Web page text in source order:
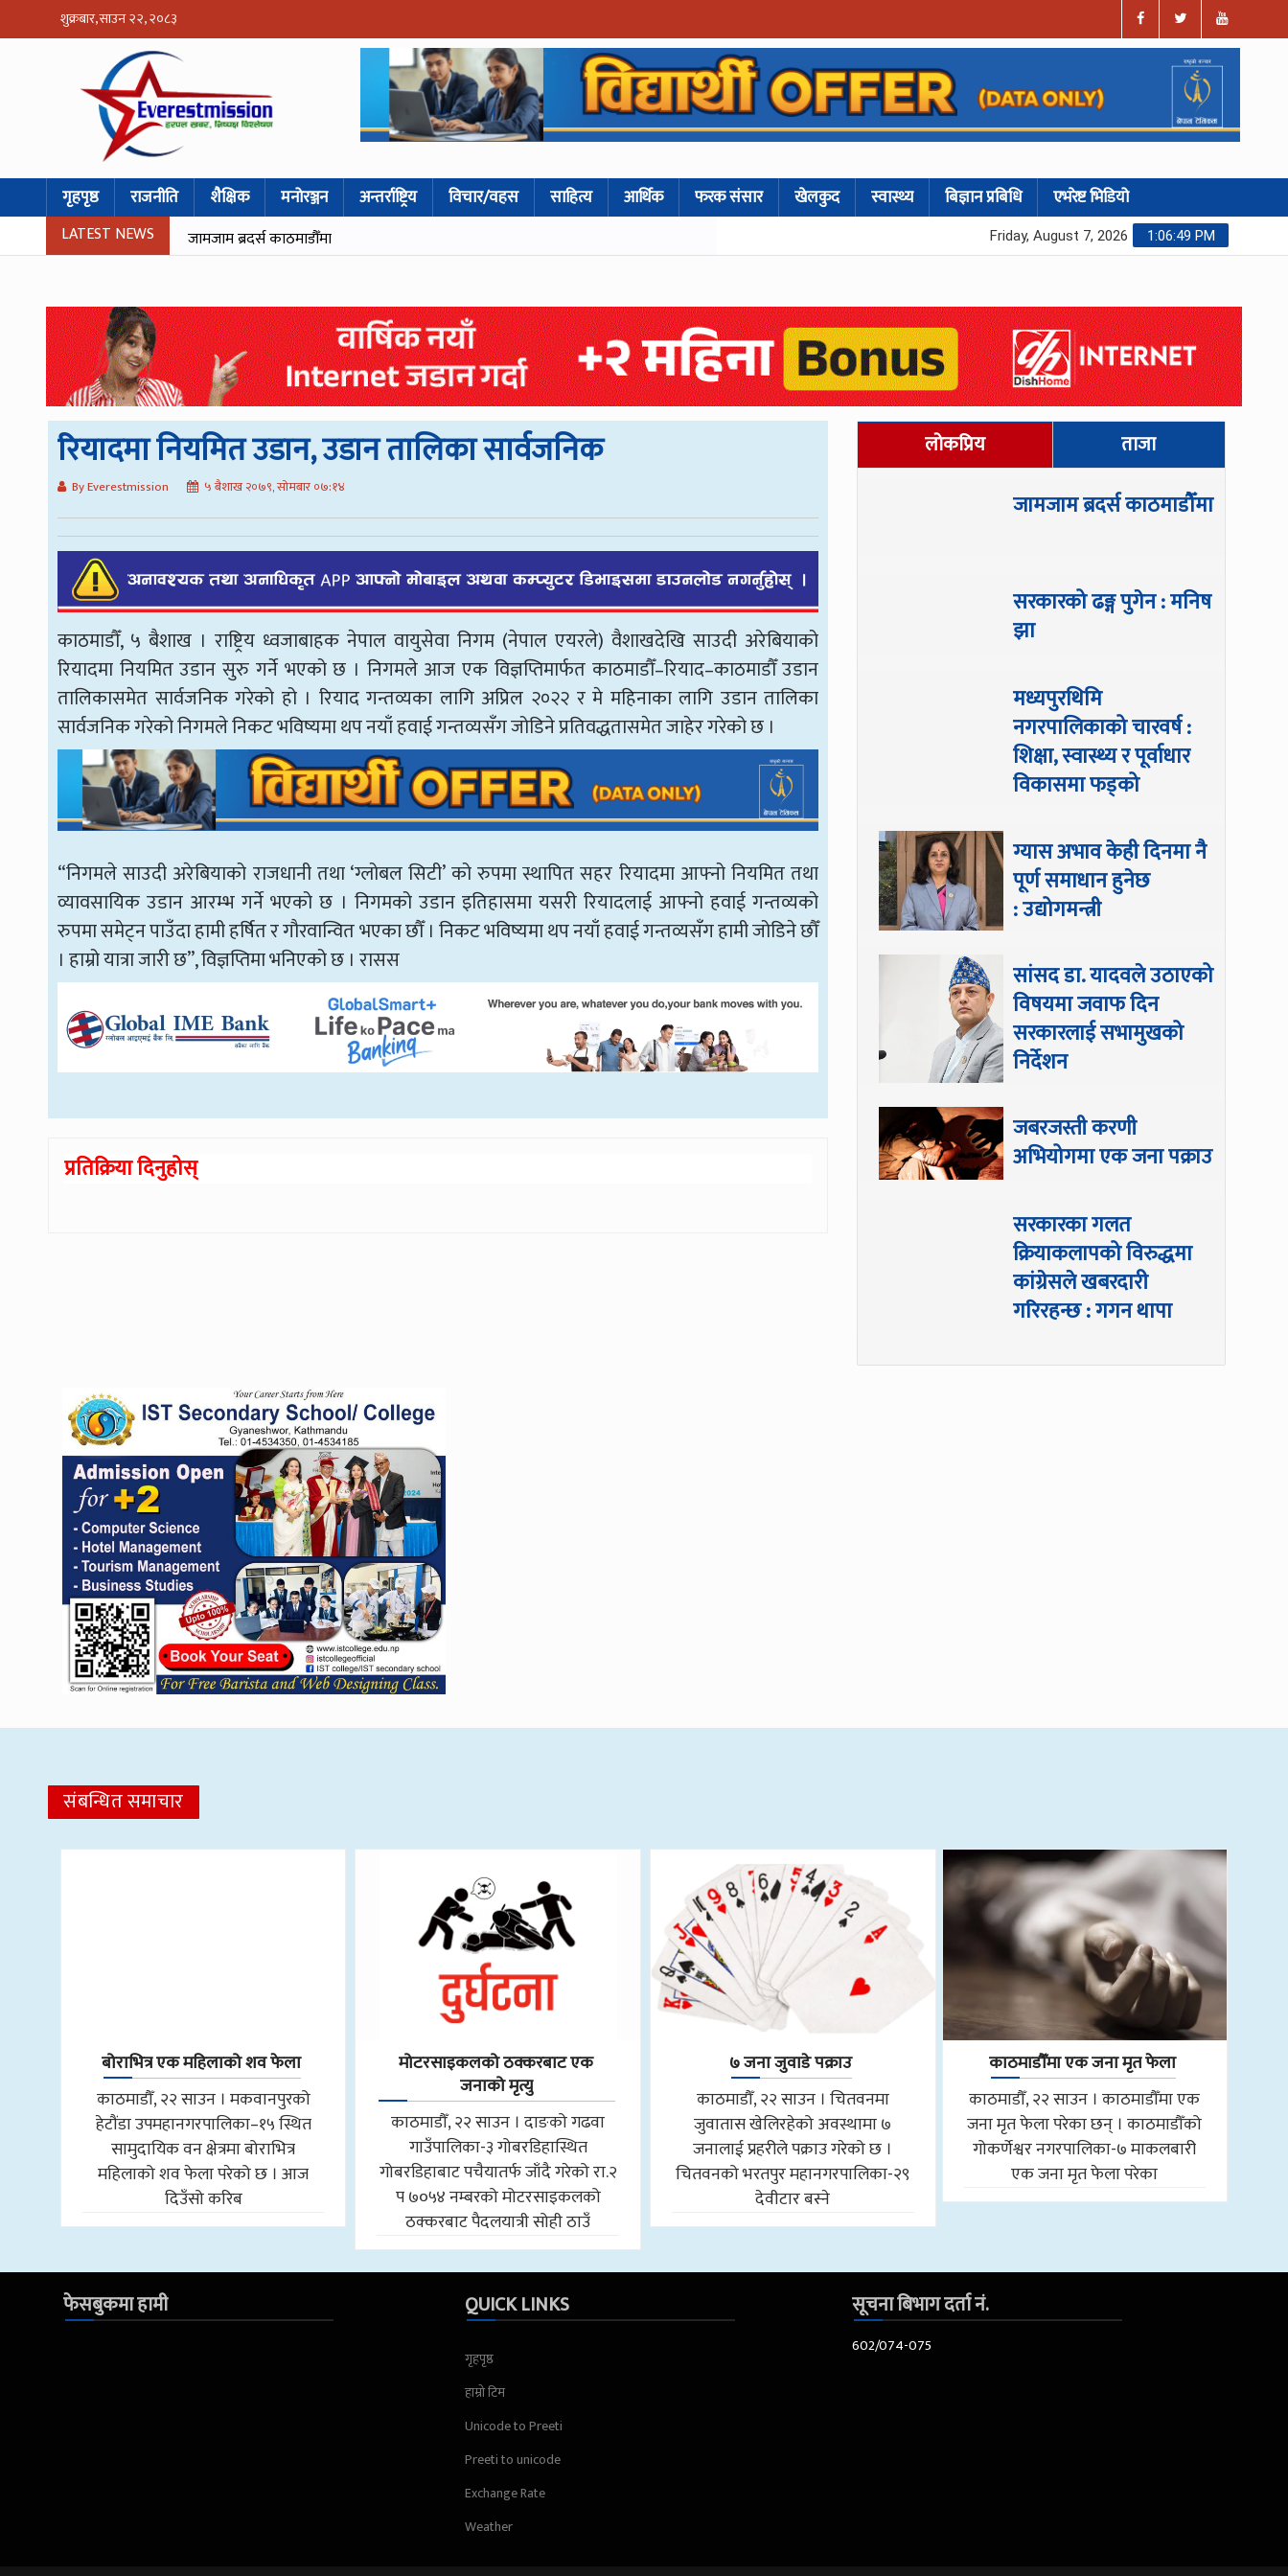
शुक्रबार, साउन २२, २०८३
गृहपृष्ठ राजनीति शैक्षिक मनोरञ्जन अन्तर्राष्ट्रिय विचार/वहस साहित्य आर्थिक फरक संसार खेलकुद स्वास्थ्य बिज्ञान प्रबिधि एभरेष्ट भिडियो
LATEST NEWS जामजाम ब्रदर्स काठमाडौँमा 1:06:50 PM
Friday, August 7, 2026
रियादमा नियमित उडान, उडान तालिका सार्वजनिक
By Everestmission ५ बैशाख २०७९, सोमबार ०७:१४
काठमाडौँ, ५ बैशाख । राष्ट्रिय ध्वजाबाहक नेपाल वायुसेवा निगम (नेपाल एयरले) वैशाखदेखि साउदी अरेबियाको
रियादमा नियमित उडान सुरु गर्ने भएको छ । निगमले आज एक विज्ञप्तिमार्फत काठमाडौँ–रियाद–काठमाडौँ उडान
तालिकासमेत सार्वजनिक गरेको हो । रियाद गन्तव्यका लागि अप्रिल २०२२ र मे महिनाका लागि उडान तालिका
सार्वजनिक गरेको निगमले निकट भविष्यमा थप नयाँ हवाई गन्तव्यसँग जोडिने प्रतिवद्धतासमेत जाहेर गरेको छ ।
“निगमले साउदी अरेबियाको राजधानी तथा ‘ग्लोबल सिटी’ को रुपमा स्थापित सहर रियादमा आफ्नो नियमित तथा
व्यावसायिक उडान आरम्भ गर्ने भएको छ । निगमको उडान इतिहासमा यसरी रियादलाई आफ्नो हवाई गन्तव्यको
रुपमा समेट्न पाउँदा हामी हर्षित र गौरवान्वित भएका छौँ । निकट भविष्यमा थप नयाँ हवाई गन्तव्यसँग हामी जोडिने छौँ
। हाम्रो यात्रा जारी छ”, विज्ञप्तिमा भनिएको छ । रासस
प्रतिक्रिया दिनुहोस्
लोकप्रिय ताजा
जामजाम ब्रदर्स काठमाडौँमा
सरकारको ढङ्ग पुगेन : मनिष
झा
मध्यपुरथिमि
नगरपालिकाको चारवर्ष :
शिक्षा, स्वास्थ्य र पूर्वाधार
विकासमा फड्को
ग्यास अभाव केही दिनमा नै
पूर्ण समाधान हुनेछ
: उद्योगमन्त्री
सांसद डा‍‍. यादवले उठाएको
विषयमा जवाफ दिन
सरकारलाई सभामुखको
निर्देशन
जबरजस्ती करणी
अभियोगमा एक जना पक्राउ
सरकारका गलत
क्रियाकलापको विरुद्धमा
कांग्रेसले खबरदारी
गरिरहन्छ : गगन थापा
संबन्धित समाचार
बोराभित्र एक महिलाको शव फेला
काठमाडौँ, २२ साउन । मकवानपुरको
हेटौंडा उपमहानगरपालिका–१५ स्थित
सामुदायिक वन क्षेत्रमा बोराभित्र
महिलाको शव फेला परेको छ । आज
दिउँसो करिब
मोटरसाइकलको ठक्करबाट एक
जनाको मृत्यु
काठमाडौँ, २२ साउन । दाङको गढवा
गाउँपालिका-३ गोबरडिहास्थित
गोबरडिहाबाट पचैयातर्फ जाँदै गरेको रा.२
प ७०५४ नम्बरको मोटरसाइकलको
ठक्करबाट पैदलयात्री सोही ठाउँ
७ जना जुवाडे पक्राउ
काठमाडौँ, २२ साउन । चितवनमा
जुवातास खेलिरहेको अवस्थामा ७
जनालाई प्रहरीले पक्राउ गरेको छ ।
चितवनको भरतपुर महानगरपालिका-२९
देवीटार बस्ने
काठमाडौँमा एक जना मृत फेला
काठमाडौँ, २२ साउन । काठमाडौँमा एक
जना मृत फेला परेका छन् । काठमाडौँको
गोकर्णेश्वर नगरपालिका-७ माकलबारी
एक जना मृत फेला परेका
फेसबुकमा हामी QUICK LINKS
गृहपृष्ठ
हाम्रो टिम
Unicode to Preeti
Preeti to unicode
Exchange Rate
Weather
सूचना बिभाग दर्ता नं.
602/074-075